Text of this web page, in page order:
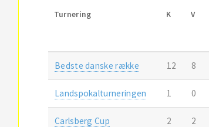
Turnering K V
Bedste danske række 12 8
Landspokalturneringen 1 0
Carlsberg Cup 2 2